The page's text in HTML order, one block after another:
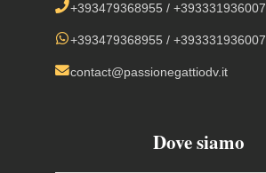
+393479368955 /+393331936007
+393479368955 /+393331936007
contact@passionegattiodv.it
Dove siamo